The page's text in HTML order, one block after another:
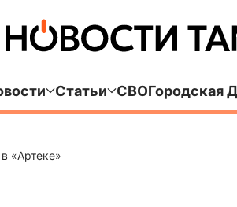
Статьи СВОГородская
«Артеке»